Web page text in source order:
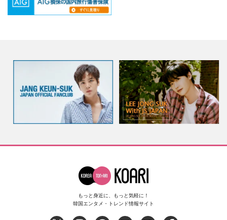
もっと身近に、もっと気軽に！
韓国エンタメ・トレンド情報サイト